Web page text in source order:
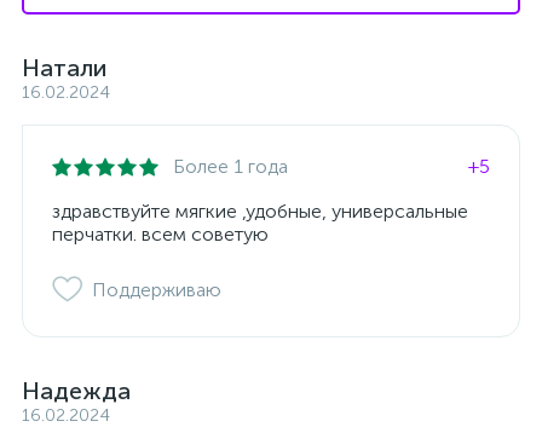
Натали
16.02.2024
Более 1 года
+5
здравствуйте мягкие ,удобные, универсальные
перчатки. всем советую
Поддерживаю
Надежда
16.02.2024